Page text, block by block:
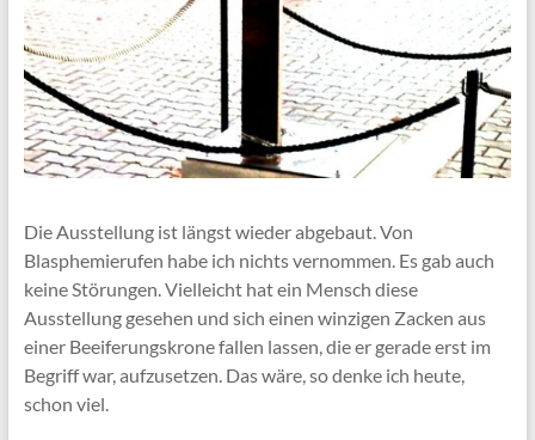
Die Ausstellung ist längst wieder abgebaut. Von
Blasphemierufen habe ich nichts vernommen. Es gab auch
keine Störungen. Vielleicht hat ein Mensch diese
Ausstellung gesehen und sich einen winzigen Zacken aus
einer Beeiferungskrone fallen lassen, die er gerade erst im
Begriff war, aufzusetzen. Das wäre, so denke ich heute,
schon viel.